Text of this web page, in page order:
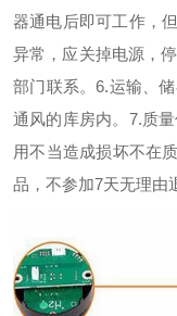
器通电后即可工作，
异常，应关掉电源，
部门联系。6.运输、
通风的库房内。7.质
用不当造成损坏不在
品，不参加7天无理由